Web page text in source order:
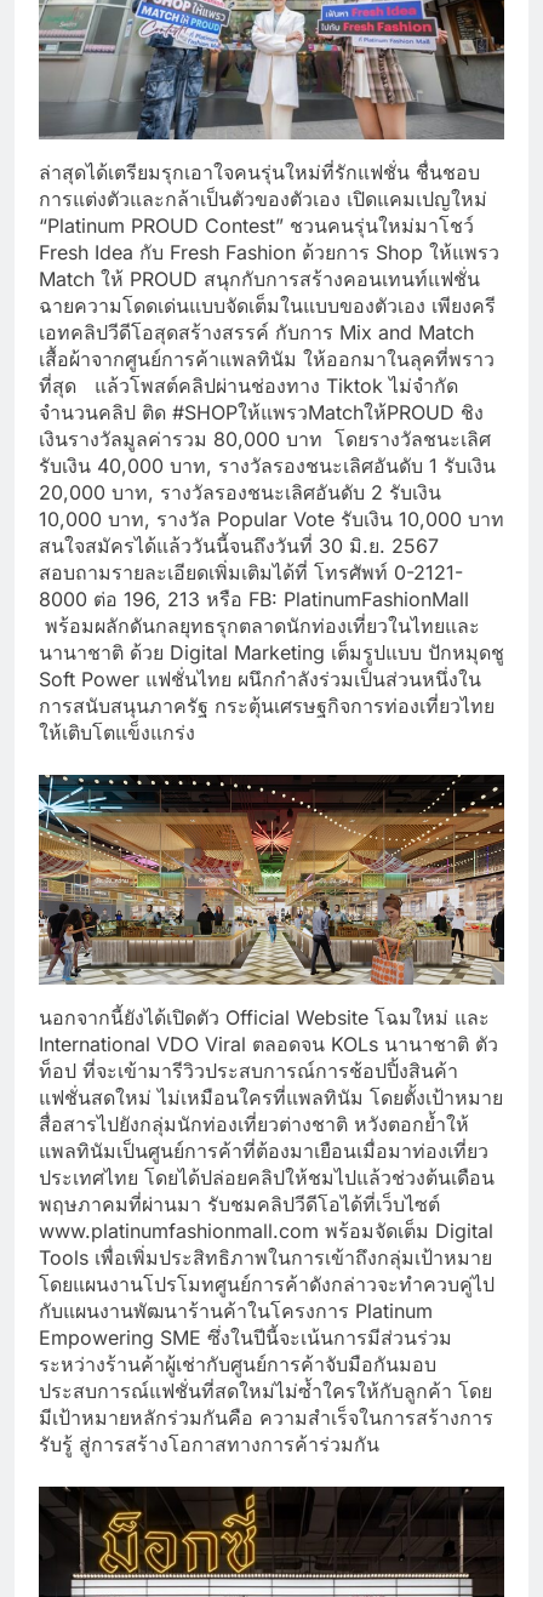
ล่าสุดได้เตรียมรุกเอาใจคนรุ่นใหม่ที่รักแฟชั่น ชื่นชอบ
การแต่งตัวและกล้าเป็นตัวของตัวเอง เปิดแคมเปญใหม่
“Platinum PROUD Contest” ชวนคนรุ่นใหม่มาโชว์
Fresh Idea กับ Fresh Fashion ด้วยการ Shop ให้แพรว
Match ให้ PROUD สนุกกับการสร้างคอนเทนท์แฟชั่น
ฉายความโดดเด่นแบบจัดเต็มในแบบของตัวเอง เพียงครี
เอทคลิปวีดีโอสุดสร้างสรรค์ กับการ Mix and Match
เสื้อผ้าจากศูนย์การค้าแพลทินัม ให้ออกมาในลุคที่พราว
ที่สุด แล้วโพสต์คลิปผ่านช่องทาง Tiktok ไม่จำกัด
จำนวนคลิป ติด #SHOPให้แพรวMatchให้PROUD ชิง
เงินรางวัลมูลค่ารวม 80,000 บาท โดยรางวัลชนะเลิศ
รับเงิน 40,000 บาท, รางวัลรองชนะเลิศอันดับ 1 รับเงิน
20,000 บาท, รางวัลรองชนะเลิศอันดับ 2 รับเงิน
10,000 บาท, รางวัล Popular Vote รับเงิน 10,000 บาท
สนใจสมัครได้แล้ววันนี้จนถึงวันที่ 30 มิ.ย. 2567
สอบถามรายละเอียดเพิ่มเติมได้ที่ โทรศัพท์ 0-2121-
8000 ต่อ 196, 213 หรือ FB: PlatinumFashionMall
พร้อมผลักดันกลยุทธรุกตลาดนักท่องเที่ยวในไทยและ
นานาชาติ ด้วย Digital Marketing เต็มรูปแบบ ปักหมุดชู
Soft Power แฟชั่นไทย ผนึกกำลังร่วมเป็นส่วนหนึ่งใน
การสนับสนุนภาครัฐ กระตุ้นเศรษฐกิจการท่องเที่ยวไทย
ให้เติบโตแข็งแกร่ง
นอกจากนี้ยังได้เปิดตัว Official Website โฉมใหม่ และ
International VDO Viral ตลอดจน KOLs นานาชาติ ตัว
ท็อป ที่จะเข้ามารีวิวประสบการณ์การช้อปปิ้งสินค้า
แฟชั่นสดใหม่ ไม่เหมือนใครที่แพลทินัม โดยตั้งเป้าหมาย
สื่อสารไปยังกลุ่มนักท่องเที่ยวต่างชาติ หวังตอกย้ำให้
แพลทินัมเป็นศูนย์การค้าที่ต้องมาเยือนเมื่อมาท่องเที่ยว
ประเทศไทย โดยได้ปล่อยคลิปให้ชมไปแล้วช่วงต้นเดือน
พฤษภาคมที่ผ่านมา รับชมคลิปวีดีโอได้ที่เว็บไซต์
www.platinumfashionmall.com พร้อมจัดเต็ม Digital
Tools เพื่อเพิ่มประสิทธิภาพในการเข้าถึงกลุ่มเป้าหมาย
โดยแผนงานโปรโมทศูนย์การค้าดังกล่าวจะทำควบคู่ไป
กับแผนงานพัฒนาร้านค้าในโครงการ Platinum
Empowering SME ซึ่งในปีนี้จะเน้นการมีส่วนร่วม
ระหว่างร้านค้าผู้เช่ากับศูนย์การค้าจับมือกันมอบ
ประสบการณ์แฟชั่นที่สดใหม่ไม่ซ้ำใครให้กับลูกค้า โดย
มีเป้าหมายหลักร่วมกันคือ ความสำเร็จในการสร้างการ
รับรู้ สู่การสร้างโอกาสทางการค้าร่วมกัน